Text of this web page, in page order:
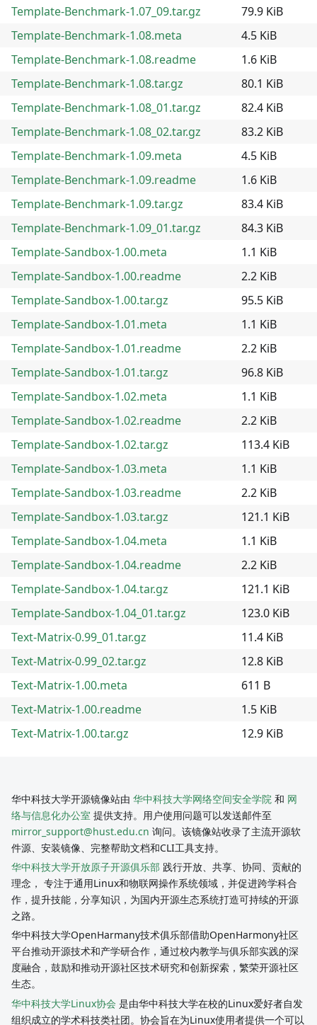
Template-Benchmark-1.07_09.tar.gz
79.9 KiB
Template-Benchmark-1.08.meta
4.5 KiB
Template-Benchmark-1.08.readme
1.6 KiB
Template-Benchmark-1.08.tar.gz
80.1 KiB
Template-Benchmark-1.08_01.tar.gz
82.4 KiB
Template-Benchmark-1.08_02.tar.gz
83.2 KiB
Template-Benchmark-1.09.meta
4.5 KiB
Template-Benchmark-1.09.readme
1.6 KiB
Template-Benchmark-1.09.tar.gz
83.4 KiB
Template-Benchmark-1.09_01.tar.gz
84.3 KiB
Template-Sandbox-1.00.meta
1.1 KiB
Template-Sandbox-1.00.readme
2.2 KiB
Template-Sandbox-1.00.tar.gz
95.5 KiB
Template-Sandbox-1.01.meta
1.1 KiB
Template-Sandbox-1.01.readme
2.2 KiB
Template-Sandbox-1.01.tar.gz
96.8 KiB
Template-Sandbox-1.02.meta
1.1 KiB
Template-Sandbox-1.02.readme
2.2 KiB
Template-Sandbox-1.02.tar.gz
113.4 KiB
Template-Sandbox-1.03.meta
1.1 KiB
Template-Sandbox-1.03.readme
2.2 KiB
Template-Sandbox-1.03.tar.gz
121.1 KiB
Template-Sandbox-1.04.meta
1.1 KiB
Template-Sandbox-1.04.readme
2.2 KiB
Template-Sandbox-1.04.tar.gz
121.1 KiB
Template-Sandbox-1.04_01.tar.gz
123.0 KiB
Text-Matrix-0.99_01.tar.gz
11.4 KiB
Text-Matrix-0.99_02.tar.gz
12.8 KiB
Text-Matrix-1.00.meta
611 B
Text-Matrix-1.00.readme
1.5 KiB
Text-Matrix-1.00.tar.gz
12.9 KiB
华中科技大学开源镜像站由 华中科技大学网络空间安全学院 和 网
络与信息化办公室 提供支持。用户使用问题可以发送邮件至
mirror_support@hust.edu.cn 询问。该镜像站收录了主流开源软
件源、安装镜像、完整帮助文档和CLI工具支持。
华中科技大学开放原子开源俱乐部 践行开放、共享、协同、贡献的
理念， 专注于通用Linux和物联网操作系统领域，并促进跨学科合
作，提升技能，分享知识，为国内开源生态系统打造可持续的开源
之路。
华中科技大学OpenHarmany技术俱乐部借助OpenHarmony社区
平台推动开源技术和产学研合作，通过校内教学与俱乐部实践的深
度融合，鼓励和推动开源社区技术研究和创新探索，繁荣开源社区
生态。
华中科技大学Linux协会 是由华中科技大学在校的Linux爱好者自发
组织成立的学术科技类社团。协会旨在为Linux使用者提供一个可以